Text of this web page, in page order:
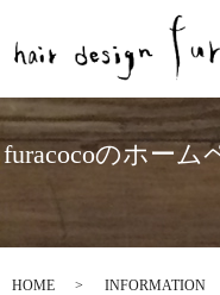
furacocoのホーム
HOME
INFORMATION